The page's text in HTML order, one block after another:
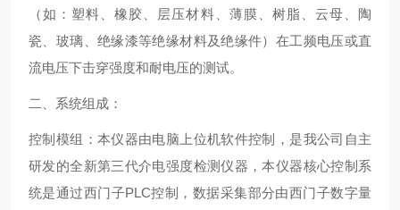
（如：塑料、橡胶、层压材料、薄膜、树脂、云母、陶
瓷、玻璃、绝缘漆等绝缘材料及绝缘件）在工频电压或直
流电压下击穿强度和耐电压的测试。
二、系统组成：
控制模组：本仪器由电脑上位机软件控制，是我公司自主
研发的全新第三代介电强度检测仪器，本仪器核心控制系
统是通过西门子PLC控制，数据采集部分由西门子数字量